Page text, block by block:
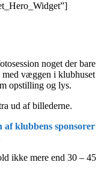
noget der bare
væggen i klubhuset
opstilling og lys.
ud af billederne.
af klubbens sponsorer
ikke mere end 30 – 45